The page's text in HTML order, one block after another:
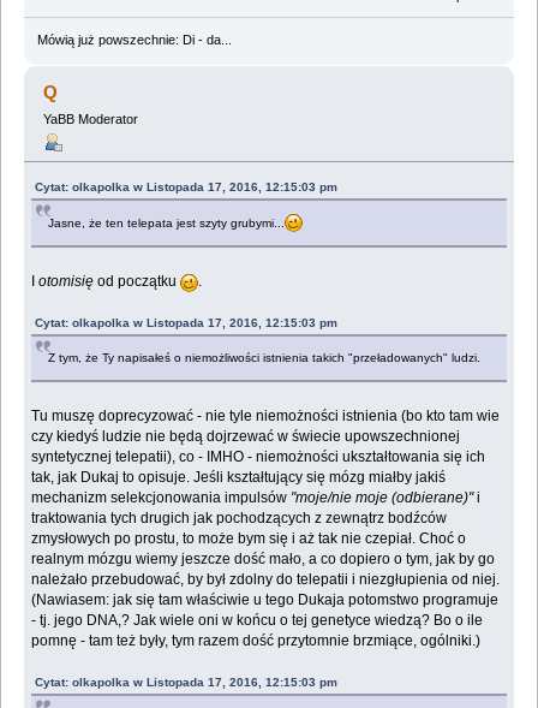
Mówią już powszechnie: Di - da...
Q
YaBB Moderator
Cytat: olkapolka w Listopada 17, 2016, 12:15:03 pm
Jasne, że ten telepata jest szyty grubymi...
Iotomisię od początku .
Cytat: olkapolka w Listopada 17, 2016, 12:15:03 pm
Z tym, że Ty napisałeś o niemożliwości istnienia takich "przeładowanych" ludzi.
Tu muszę doprecyzować - nie tyle niemożności istnienia (bo kto tam wie
czy kiedyś ludzie nie będą dojrzewać w świecie upowszechnionej
syntetycznej telepatii), co - IMHO - niemożności ukształtowania się ich
tak, jak Dukaj to opisuje. Jeśli kształtujący się mózg miałby jakiś
mechanizm selekcjonowania impulsów "moje/nie moje (odbierane)"i
traktowania tych drugich jak pochodzących z zewnątrz bodźców
zmysłowych po prostu, to może bym się i aż tak nie czepiał. Choć o
realnym mózgu wiemy jeszcze dość mało, a co dopiero o tym, jak by go
należało przebudować, by był zdolny do telepatii i niezgłupienia od niej.
(Nawiasem: jak się tam właściwie u tego Dukaja potomstwo programuje
- tj. jego DNA,? Jak wiele oni w końcu o tej genetyce wiedzą? Bo o ile
pomnę - tam też były, tym razem dość przytomnie brzmiące, ogólniki.)
Cytat: olkapolka w Listopada 17, 2016, 12:15:03 pm